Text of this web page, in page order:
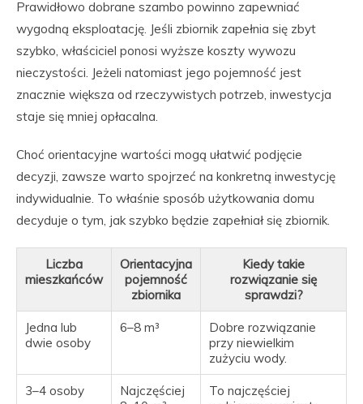
Prawidłowo dobrane szambo powinno zapewniać
wygodną eksploatację. Jeśli zbiornik zapełnia się zbyt
szybko, właściciel ponosi wyższe koszty wywozu
nieczystości. Jeżeli natomiast jego pojemność jest
znacznie większa od rzeczywistych potrzeb, inwestycja
staje się mniej opłacalna.
Choć orientacyjne wartości mogą ułatwić podjęcie
decyzji, zawsze warto spojrzeć na konkretną inwestycję
indywidualnie. To właśnie sposób użytkowania domu
decyduje o tym, jak szybko będzie zapełniał się zbiornik.
Liczba
mieszkańców
Orientacyjna
pojemność
zbiornika
Kiedy takie
rozwiązanie się
sprawdzi?
Jedna lub
dwie osoby
6–8 m³
Dobre rozwiązanie
przy niewielkim
zużyciu wody.
3–4 osoby
Najczęściej
To najczęściej